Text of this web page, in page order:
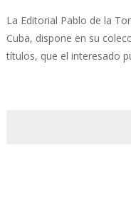
La Editorial Pablo de la
Cuba, dispone en su
títulos, que el interesado